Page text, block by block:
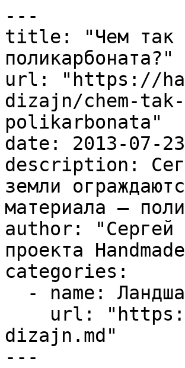
---
title: "Чем так
поликарбоната?"
url: "https://
dizajn/chem-
polikarbonata"
date: 2013-07-23
description:
земли
материала –
author: "Сергей
проекта
categories:
dizajn.md"
---